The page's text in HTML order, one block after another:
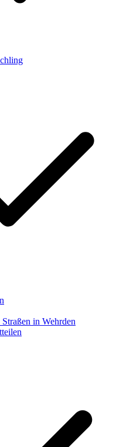
in Wehrden